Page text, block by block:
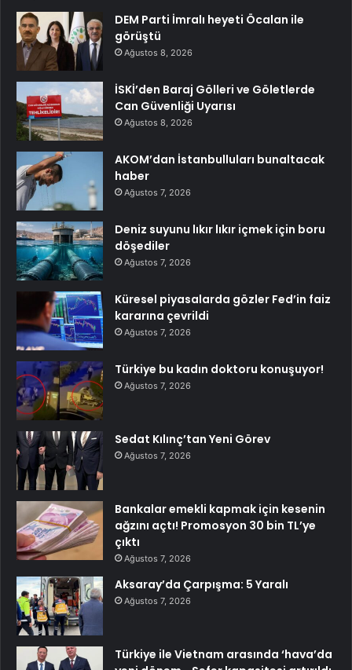
DEM Parti İmralı heyeti Öcalan ile
görüştü
Ağustos 8, 2026
İSKİ’den Baraj Gölleri ve Göletlerde
Can Güvenliği Uyarısı
Ağustos 8, 2026
AKOM’dan İstanbulluları bunaltacak
haber
Ağustos 7, 2026
Deniz suyunu lıkır lıkır içmek için boru
döşediler
Ağustos 7, 2026
Küresel piyasalarda gözler Fed’in faiz
kararına çevrildi
Ağustos 7, 2026
Türkiye bu kadın doktoru konuşuyor!
Ağustos 7, 2026
Sedat Kılınç’tan Yeni Görev
Ağustos 7, 2026
Bankalar emekli kapmak için kesenin
ağzını açtı! Promosyon 30 bin TL’ye
çıktı
Ağustos 7, 2026
Aksaray’da Çarpışma: 5 Yaralı
Ağustos 7, 2026
Türkiye ile Vietnam arasında ‘hava’da